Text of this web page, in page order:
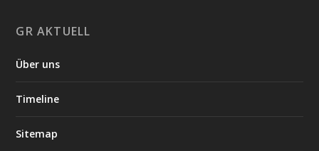
GR AKTUELL
Über uns
Timeline
Sitemap